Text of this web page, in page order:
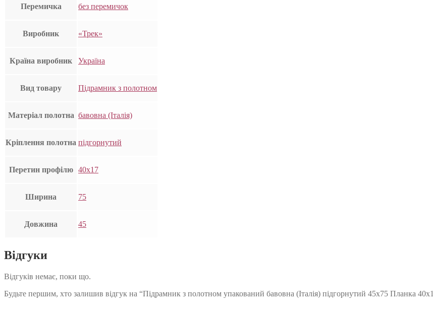
Перемичка без перемичок
Виробник «Трек»
Країна виробник Україна
Вид товару Підрамник з полотном
Матеріал полотна бавовна (Італія)
Кріплення полотна підгорнутий
Перетин профілю 40х17
Ширина 75
Довжина 45
Відгуки
Відгуків немає, поки що.
Будьте першим, хто залишив відгук на “Підрамник з полотном упакований бавовна (Італія) підгорнутий 45х75 Планка